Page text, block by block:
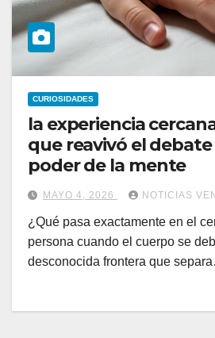
CURIOSIDADES
la experiencia
que reavivó el
poder de la mente
MAYO 4, 2026 NOTICIAS
¿Qué pasa exactamente en el
persona cuando el cuerpo se
desconocida frontera que